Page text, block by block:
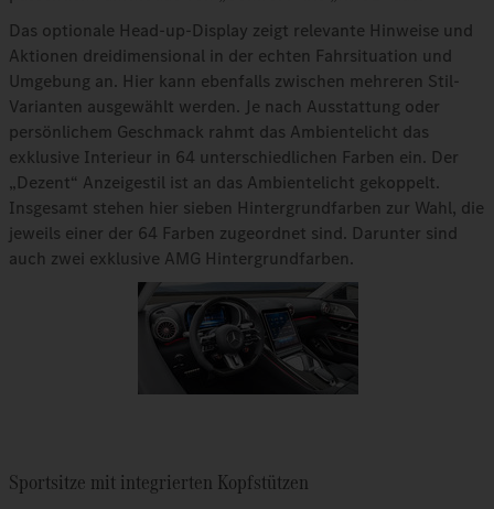
Das optionale Head-up-Display zeigt relevante Hinweise und
Aktionen dreidimensional in der echten Fahrsituation und
Umgebung an. Hier kann ebenfalls zwischen mehreren Stil-
Varianten ausgewählt werden. Je nach Ausstattung oder
persönlichem Geschmack rahmt das Ambientelicht das
exklusive Interieur in 64 unterschiedlichen Farben ein. Der
„Dezent“ Anzeigestil ist an das Ambientelicht gekoppelt.
Insgesamt stehen hier sieben Hintergrundfarben zur Wahl, die
jeweils einer der 64 Farben zugeordnet sind. Darunter sind
auch zwei exklusive AMG Hintergrundfarben.
Sportsitze mit integrierten Kopfstützen